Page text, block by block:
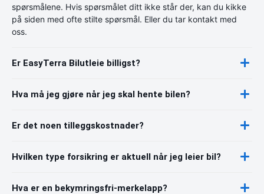
spørsmålene. Hvis spørsmålet ditt ikke står der, kan du kikke
på siden med ofte stilte spørsmål. Eller du tar kontakt med
oss.
Er EasyTerra Bilutleie billigst?
Hva må jeg gjøre når jeg skal hente bilen?
Er det noen tilleggskostnader?
Hvilken type forsikring er aktuell når jeg leier bil?
Hva er en bekymringsfri-merkelapp?